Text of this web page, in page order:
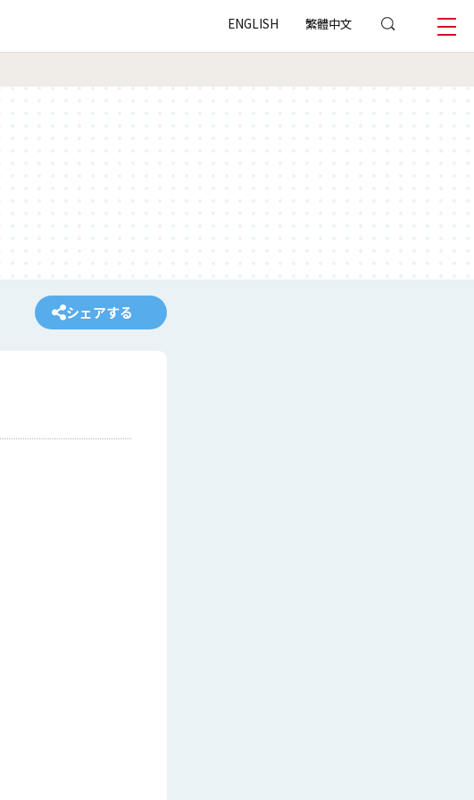
ENGLISH 繁體中文
シェアする